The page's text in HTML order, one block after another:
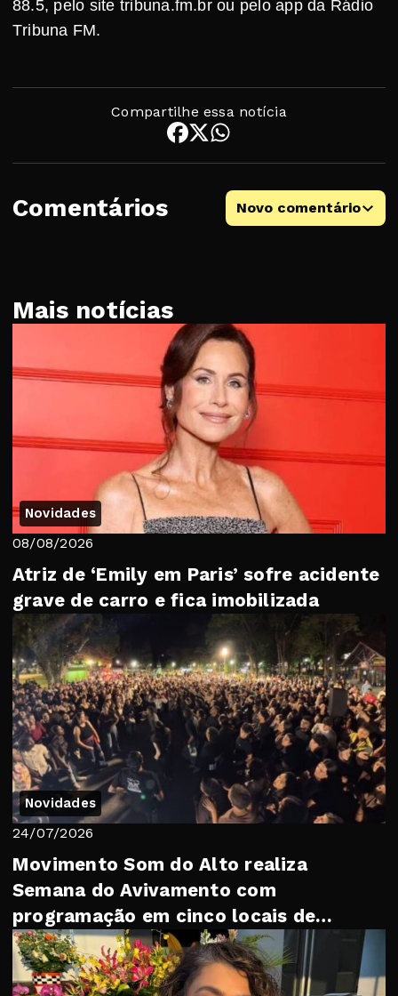
88.5, pelo site tribuna.fm.br ou pelo app da Rádio
Tribuna FM.
Compartilhe essa notícia
Comentários Novo comentário
Mais notícias
Novidades
08/08/2026
Atriz de ‘Emily em Paris’ sofre acidente
grave de carro e fica imobilizada
Novidades
24/07/2026
Movimento Som do Alto realiza
Semana do Avivamento com
programação em cinco locais de
Petrópolis